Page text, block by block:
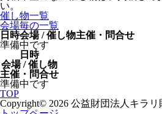
い。
催し物一覧
会場毎の一覧
日時会場 / 催し物主催・問合せ
準備中です
日時
会場 / 催し物
主催・問合せ
準備中です
TOP
Copyright© 2026 公益財団法人キラリ